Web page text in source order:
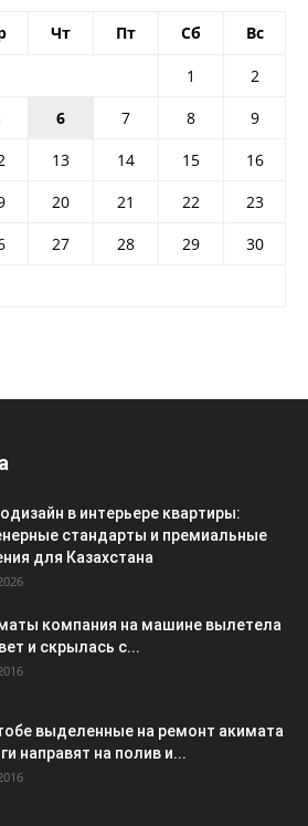
Чт Пт Сб Вс
1
2
6 7 8
9
13 14 15
16
20 21 22
23
27 28 29
30
в интерьере квартиры:
стандарты и премиальные
для Казахстана
компания на машине вылетела
и скрылась с...
выделенные на ремонт акимата
направят на полив и...